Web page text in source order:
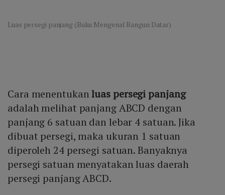
Luas persegi panjang (Buku Mengenal Bangun Datar)
Cara menentukanluas persegi panjang
adalah melihat panjang ABCD dengan
panjang 6 satuan dan lebar 4 satuan. Jika
dibuat persegi, maka ukuran 1 satuan
diperoleh 24 persegi satuan. Banyaknya
persegi satuan menyatakan luas daerah
persegi panjang ABCD.